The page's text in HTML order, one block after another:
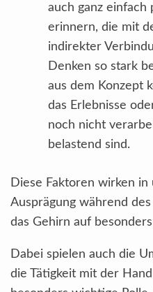
auch ganz einfach
erinnern, die mit
indirekter
Denken so stark
aus dem Konzept
das Erlebnisse
noch nicht
belastend sind.
Diese Faktoren wirken
Ausprägung während
das Gehirn auf
Dabei spielen auch die
die Tätigkeit mit der